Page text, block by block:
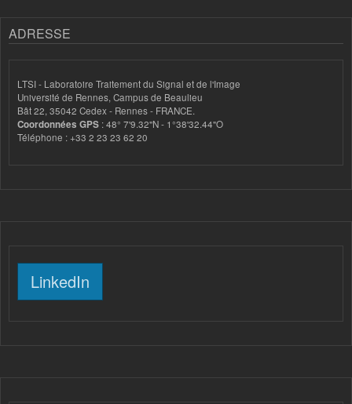
ADRESSE
LTSI - Laboratoire Traitement du Signal et de l'Image
Université de Rennes, Campus de Beaulieu
Bât 22, 35042 Cedex - Rennes - FRANCE.
Coordonnées GPS : 48° 7'9.32"N - 1°38'32.44"O
Téléphone : +33 2 23 23 62 20
LinkedIn